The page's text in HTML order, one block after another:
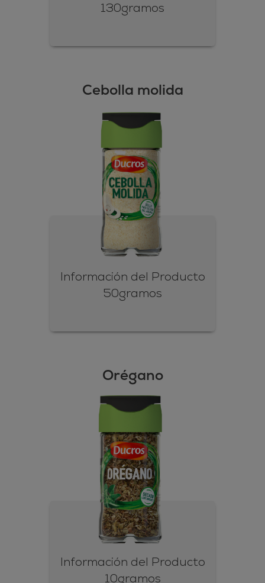
130gramos
Cebolla molida
Información del Producto
50gramos
Orégano
Información del Producto
10gramos